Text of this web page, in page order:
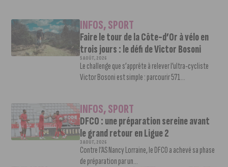
INFOS,SPORT
Faire le tour de la Côte-d’Or à vélo en
trois jours : le défi de Victor Bosoni
5 AOÛT, 2026
Le challenge que s’apprête à relever l’ultra-cycliste
Victor Bosoni est simple : parcourir 571...
INFOS,SPORT
DFCO : une préparation sereine avant
le grand retour en Ligue 2
3 AOÛT, 2026
Contre l’AS Nancy Lorraine, le DFCO a achevé sa phase
de préparation par un...